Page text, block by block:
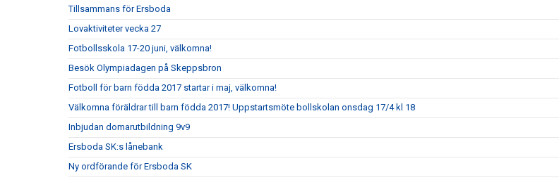
Tillsammans för Ersboda
Lovaktiviteter vecka 27
Fotbollsskola 17-20 juni, välkomna!
Besök Olympiadagen på Skeppsbron
Fotboll för barn födda 2017 startar i maj, välkomna!
Välkomna föräldrar till barn födda 2017! Uppstartsmöte bollskolan onsdag 17/4 kl 18
Inbjudan domarutbildning 9v9
Ersboda SK:s lånebank
Ny ordförande för Ersboda SK